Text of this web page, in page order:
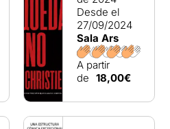
Desde el
27/09/2024
Sala Ars
A partir
de 18,00€